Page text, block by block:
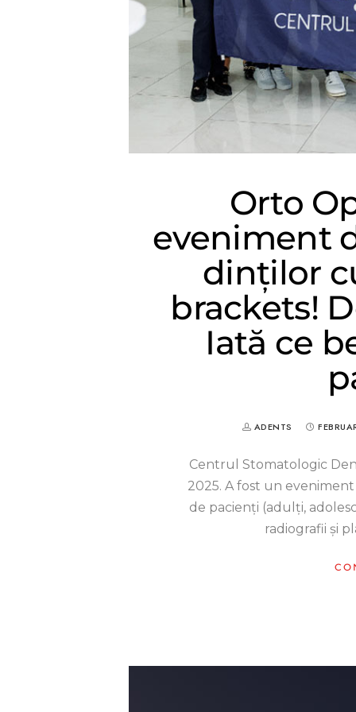
Orto
eveniment
dinților
brackets!
Iată ce
ADENTS
Centrul Stomatologic
2025. A fost un
de pacienți (adulți,
radiografii și